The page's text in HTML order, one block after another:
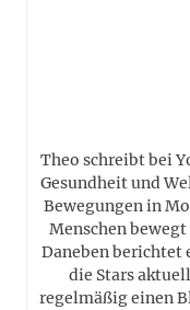
Theo schreibt bei
Gesundheit und
Bewegungen in
Menschen
Daneben berichtet
die Stars
regelmäßig einen